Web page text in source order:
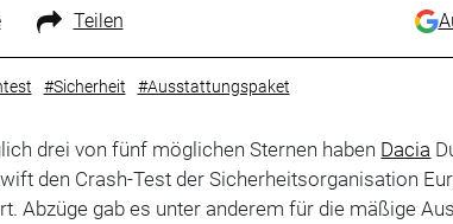
Teilen
#Sicherheit #Ausstattungspaket
drei von fünf möglichen Sternen haben Dacia
den Crash-Test der Sicherheitsorganisation
Abzüge gab es unter anderem für die mäßige